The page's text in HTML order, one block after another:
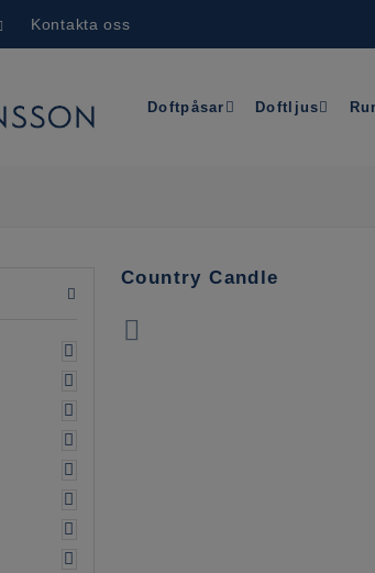
Kontakta oss
Doftpåsar Doftljus
Country Candle